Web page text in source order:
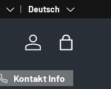
SpracheDeutsch
Einloggen
Kontakt Info